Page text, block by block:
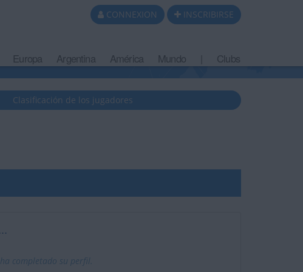
CONNEXION INSCRIBIRSE
Europa Argentina América Mundo Clubs
Clasificación de los jugadores
completado su perfil.